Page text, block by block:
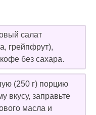
салат
грейпфрут),
без сахара.
(250 г) порцию
вкусу, заправьте
масла и